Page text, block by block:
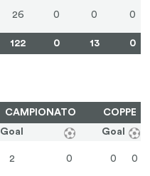
26 0 0 0
122 0 13 0
CAMPIONATO
COPPE
Goal Goal
2 0 0 0